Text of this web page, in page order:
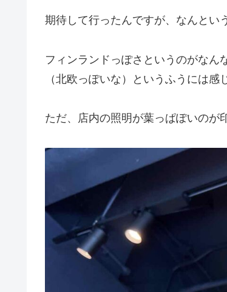
期待して行ったんですが、なんとい
フィンランドっぽさというのがなん
（北欧っぽいな）というふうには感
ただ、店内の照明が葉っぱぽいのが